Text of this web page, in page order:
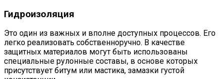
Гидроизоляция
Это один из важных и вполне доступных процессов. Его
легко реализовать собственноручно. В качестве
защитных материалов могут быть использованы
специальные рулонные составы, в основе которых
присутствует битум или мастика, замазки густой